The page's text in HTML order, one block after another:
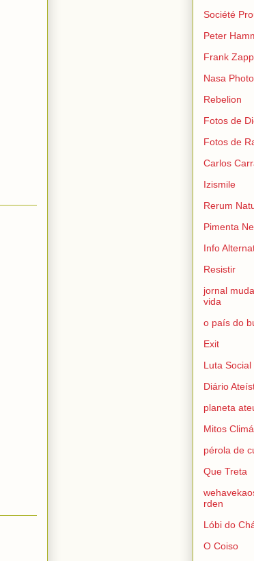
Société
Peter
Frank
Nasa
Rebelion
Fotos de
Fotos de
Carlos
Izismile
Rerum
Pimenta
Info
Resistir
jornal
vida
o país do
Exit
Luta Social
Diário
planeta
Mitos
pérola de
Que Treta
rden
Lóbi do
O Coiso